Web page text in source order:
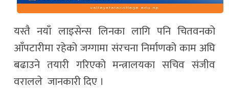
यस्तै नयाँ लाइसेन्स लिनका लागि पनि चितवनको
आँपटारीमा रहेको जग्गामा संरचना निर्माणको काम अघि
बढाउने तयारी गरिएको मन्त्रालयका सचिव संजीव
वरालले जानकारी दिए ।